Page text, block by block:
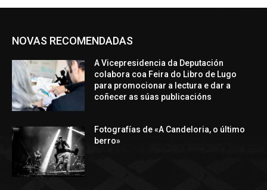
NOVAS RECOMENDADAS
A Vicepresidencia da Deputación
colabora coa Feira do Libro de Lugo
para promocionar a lectura e dar a
coñecer as súas publicacións
Fotografías de «A Candeloria, o último
berro»